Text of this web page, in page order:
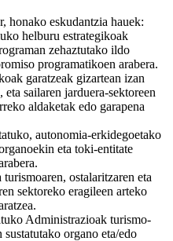
honako eskudantzia hauek:
helburu estrategikoak
zehaztutako ildo
programatikoen arabera.
garatzeak gizartean izan
eta sailaren jarduera-sektoreen
aldaketak edo garapena
autonomia-erkidegoetako
eta toki-entitate
ostalaritzaren eta
sektoreko eragileen arteko
Administrazioak turismo-
sustatutako organo eta/edo